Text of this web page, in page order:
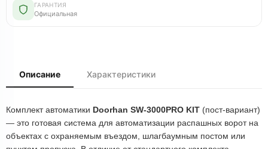
ГАРАНТИЯ
Официальная
Описание Характеристики
Комплект автоматики Doorhan SW-3000PRO KIT (пост-вариант)
— это готовая система для автоматизации распашных ворот на
объектах с охраняемым въездом, шлагбаумным постом или